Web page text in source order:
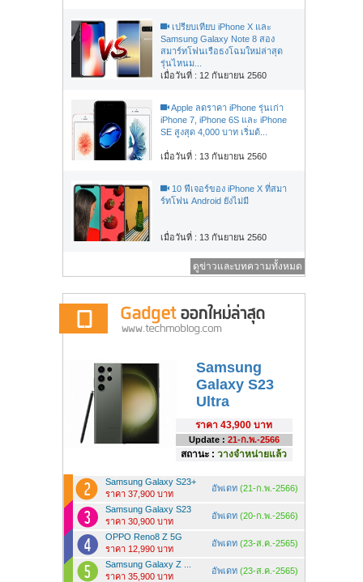
เปรียบเทียบ iPhone X และ
Samsung Galaxy Note 8 สอง
สมาร์ทโฟนเรือธงโฉมใหม่ล่าสุด
รุ่นไหนม...
เมื่อวันที่ : 12 กันยายน 2560
Apple ลดราคา iPhone รุ่นเก่า
iPhone 7, iPhone 6S และ iPhone
SE สูงสุด 4,000 บาท เริ่มต้...
เมื่อวันที่ : 13 กันยายน 2560
10 ฟีเจอร์ของ iPhone X ที่สมา
ร์ทโฟน Android ยังไม่มี
เมื่อวันที่ : 13 กันยายน 2560
ดูข่าวและบทความทั้งหมด
Samsung
Galaxy S23
Ultra
ราคา 43,900 บาท
Update : 21-ก.พ.-2566
สถานะ : วางจำหน่ายแล้ว
Samsung Galaxy S23+
ราคา 37,900 บาท
อัพเดท (21-ก.พ.-2566)
Samsung Galaxy S23
ราคา 30,900 บาท
อัพเดท (20-ก.พ.-2566)
OPPO Reno8 Z 5G
ราคา 12,990 บาท
อัพเดท (23-ส.ค.-2565)
Samsung Galaxy Z ...
ราคา 35,900 บาท
อัพเดท (23-ส.ค.-2565)